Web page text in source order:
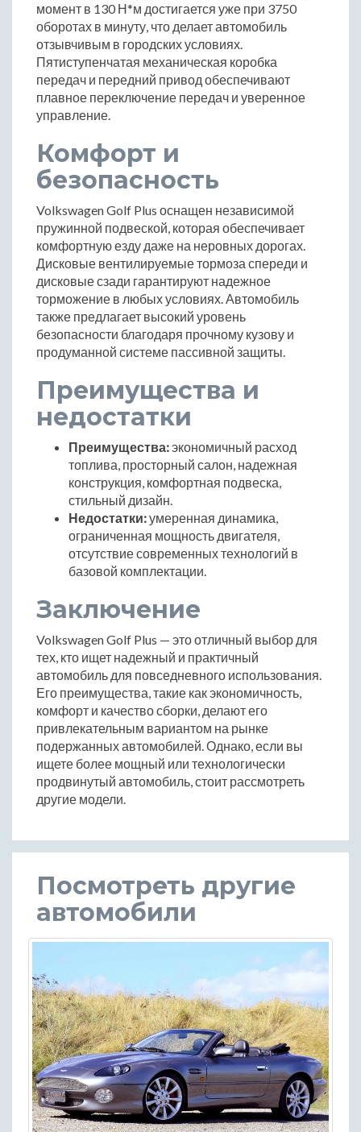
момент в 130 Н*м достигается уже при 3750
оборотах в минуту, что делает автомобиль
отзывчивым в городских условиях.
Пятиступенчатая механическая коробка
передач и передний привод обеспечивают
плавное переключение передач и уверенное
управление.
Комфорт и
безопасность
Volkswagen Golf Plus оснащен независимой
пружинной подвеской, которая обеспечивает
комфортную езду даже на неровных дорогах.
Дисковые вентилируемые тормоза спереди и
дисковые сзади гарантируют надежное
торможение в любых условиях. Автомобиль
также предлагает высокий уровень
безопасности благодаря прочному кузову и
продуманной системе пассивной защиты.
Преимущества и
недостатки
Преимущества:экономичный расход
топлива, просторный салон, надежная
конструкция, комфортная подвеска,
стильный дизайн.
Недостатки:умеренная динамика,
ограниченная мощность двигателя,
отсутствие современных технологий в
базовой комплектации.
Заключение
Volkswagen Golf Plus — это отличный выбор для
тех, кто ищет надежный и практичный
автомобиль для повседневного использования.
Его преимущества, такие как экономичность,
комфорт и качество сборки, делают его
привлекательным вариантом на рынке
подержанных автомобилей. Однако, если вы
ищете более мощный или технологически
продвинутый автомобиль, стоит рассмотреть
другие модели.
Посмотреть другие
автомобили